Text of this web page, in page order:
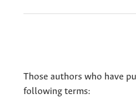
Those authors who have
following terms: